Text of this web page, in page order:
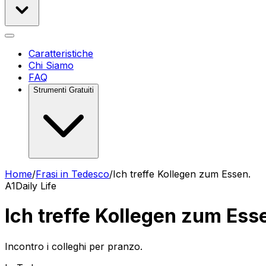
Caratteristiche
Chi Siamo
FAQ
Strumenti Gratuiti
Home/Frasi in Tedesco/Ich treffe Kollegen zum Essen.
A1Daily Life
Ich treffe Kollegen zum
Incontro i colleghi per pranzo.